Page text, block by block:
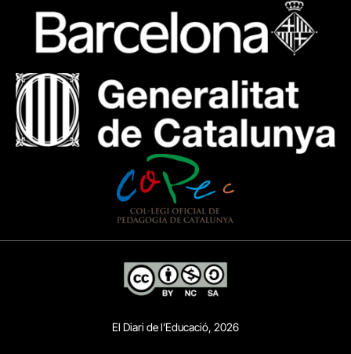
El Diari de l’Educació, 2026